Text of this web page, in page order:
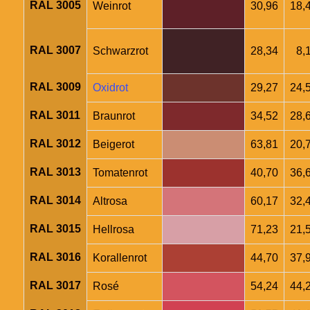
RAL 3005 Weinrot 30,96
RAL 3007 Schwarzrot 28,34
RAL 3009 Oxidrot 29,27
RAL 3011 Braunrot 34,52
RAL 3012 Beigerot 63,81
RAL 3013 Tomatenrot 40,70
RAL 3014 Altrosa 60,17
RAL 3015 Hellrosa 71,23
RAL 3016 Korallenrot 44,70
RAL 3017 Rosé 54,24